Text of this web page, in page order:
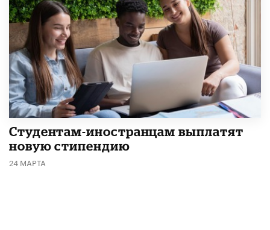
Студентам-иностранцам выплатят
новую стипендию
24 МАРТА